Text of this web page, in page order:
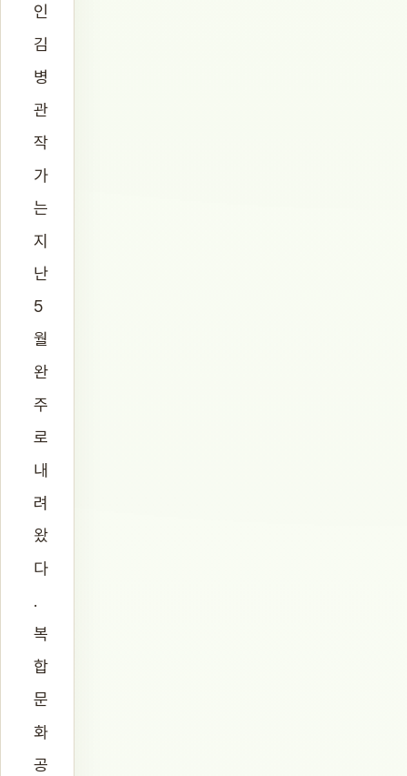
인
김
병
관
작
가
는
지
난
5
월
완
주
로
내
려
왔
다
.
복
합
문
화
공